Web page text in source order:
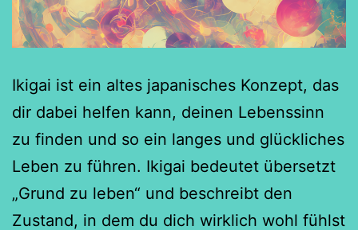
Ikigai ist ein altes japanisches Konzept, das
dir dabei helfen kann, deinen Lebenssinn
zu finden und so ein langes und glückliches
Leben zu führen. Ikigai bedeutet übersetzt
„Grund zu leben“ und beschreibt den
Zustand, in dem du dich wirklich wohl fühlst